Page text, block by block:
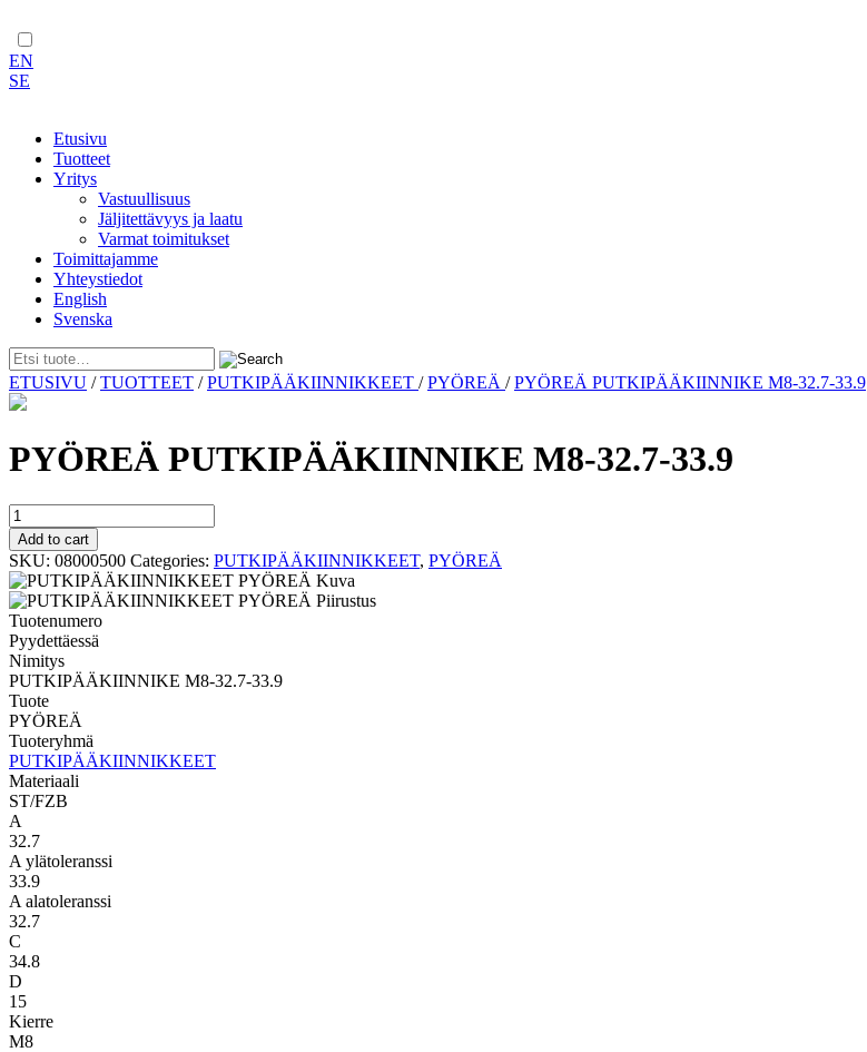
EN
SE
Etusivu
Tuotteet
Yritys
Vastuullisuus
Jäljitettävyys ja laatu
Varmat toimitukset
Toimittajamme
Yhteystiedot
English
Svenska
Skip
to
ETUSIVU /TUOTTEET /PUTKIPÄÄKIINNIKKEET /PYÖREÄ /PYÖREÄ PUTKIPÄÄKIINNIKE M8-32.7-33.9
PYÖREÄ PUTKIPÄÄKIINNIKE M8-32.7-33.9
PYÖREÄ
PUTKIPÄÄKIINNIKE
M8-
32.7-
33.9
quantity
Add to cart
SKU: 08000500 Categories: PUTKIPÄÄKIINNIKKEET, PYÖREÄ
Tuotenumero
Pyydettäessä
Nimitys
PUTKIPÄÄKIINNIKE M8-32.7-33.9
Tuote
PYÖREÄ
Tuoteryhmä
PUTKIPÄÄKIINNIKKEET
Materiaali
ST/FZB
A
32.7
A ylätoleranssi
33.9
A alatoleranssi
32.7
C
34.8
D
15
Kierre
M8